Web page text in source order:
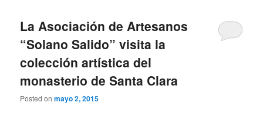
La Asociación de Artesanos
“Solano Salido” visita la
colección artística del
monasterio de Santa Clara
Posted onmayo 2, 2015